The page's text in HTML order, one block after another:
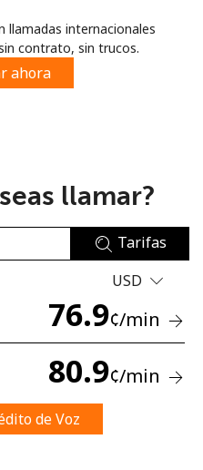
No se ha creado una contraseña
llamadas internacionales
contrato, sin trucos.
ahora
llamar?
Tarifas
USD
76.9¢/min
80.9¢/min
de Voz